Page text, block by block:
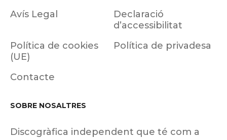
Avís Legal
Declaració
d’accessibilitat
Política de cookies
(UE)
Política de privadesa
Contacte
SOBRE NOSALTRES
Discogràfica independent que té com a